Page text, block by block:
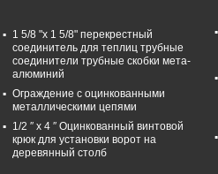
1 5/8 "х 1 5/8" перекрестный
соединитель для теплиц трубные
соединители трубные скобки мета-
алюминий
Ограждение с оцинкованными
металлическими цепями
1/2 ′′ x 4 ′′ Оцинкованный винтовой
крюк для установки ворот на
деревянный столб